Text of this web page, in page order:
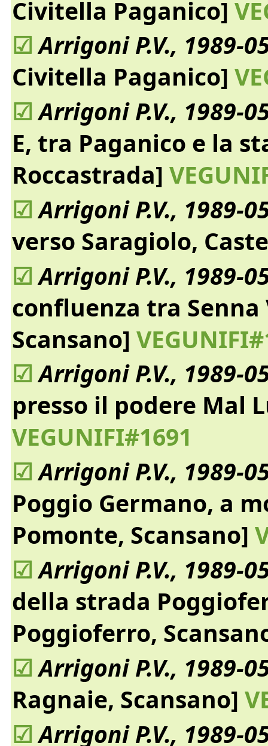
Civitella Paganico]
☑ Arrigoni P.V., 1989-
Civitella Paganico]
☑ Arrigoni P.V., 1989-
E, tra Paganico e la
Roccastrada]
☑ Arrigoni P.V., 1989-
verso Saragiolo,
☑ Arrigoni P.V., 1989-
confluenza tra Senna
Scansano]
☑ Arrigoni P.V., 1989-
presso il podere Mal
VEGUNIFI#1691
☑ Arrigoni P.V., 1989-
Poggio Germano, a
Pomonte, Scansano]
☑ Arrigoni P.V., 1989-
della strada
Poggioferro,
☑ Arrigoni P.V., 1989-
Ragnaie, Scansano]
☑ Arrigoni P.V., 1989-